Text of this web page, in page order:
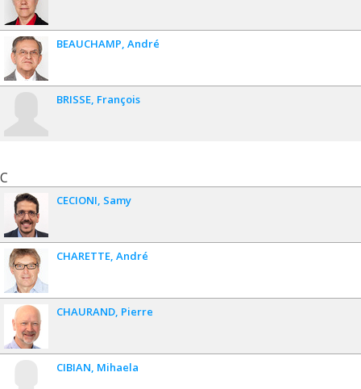
BEAUCHAMP André
BRISSE François
C
CECIONI Samy
CHARETTE André
CHAURAND Pierre
CIBIAN Mihaela